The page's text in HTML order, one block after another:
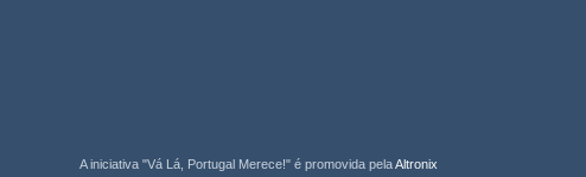
A iniciativa "Vá Lá, Portugal Merece!" é promovida pelaAltronix